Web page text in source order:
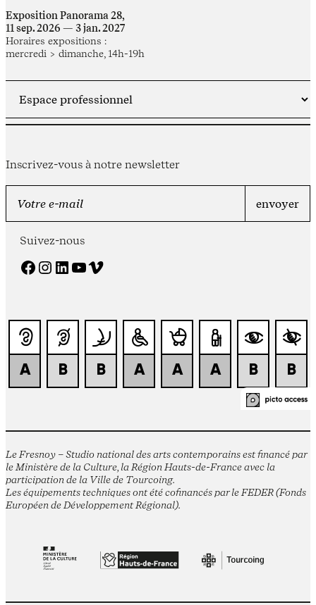
Exposition Panorama 28,
11 sep. 2026 — 3 jan. 2027
Horaires expositions :
mercredi > dimanche, 14h-19h
Inscrivez-vous à notre newsletter
Suivez-nous
Facebook Instagram LinkedIn YouTube Vimeo
Le Fresnoy – Studio national des arts contemporains est financé par
le Ministère de la Culture, la Région Hauts-de-France avec la
participation de la Ville de Tourcoing.
Les équipements techniques ont été cofinancés par le FEDER (Fonds
Européen de Développement Régional).